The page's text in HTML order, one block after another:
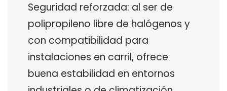
Seguridad reforzada: al ser de
polipropileno libre de halógenos y
con compatibilidad para
instalaciones en carril, ofrece
buena estabilidad en entornos